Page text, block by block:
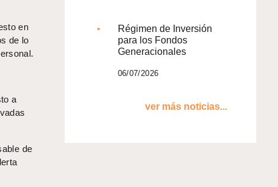
en
de lo
a
de
Régimen de Inversión
para los Fondos
Generacionales
06/07/2026
ver más noticias...